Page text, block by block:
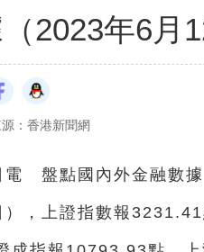
2023年6月
：香港新聞網
電 盤點國內外金融數據
），上證指數報